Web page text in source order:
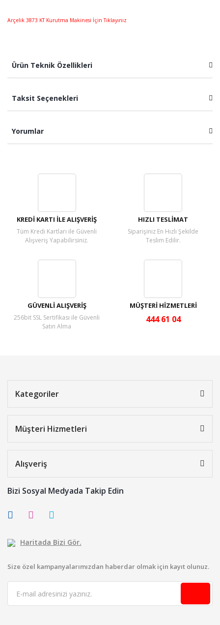
Arçelik 3873 KT Kurutma Makinesi İçin Tıklayınız
Ürün Teknik Özellikleri
Taksit Seçenekleri
Yorumlar
KREDİ KARTI İLE ALIŞVERİŞ
Tüm Kredi Kartları ile Güvenli
Alışveriş Yapabilirsiniz.
HIZLI TESLİMAT
Siparişiniz En Hızlı Şekilde
Teslim Edilir.
GÜVENLİ ALIŞVERİŞ
256bit SSL Sertifikası ile Güvenli
Satın Alma
MÜŞTERİ HİZMETLERİ
444 61 04
Kategoriler
Müşteri Hizmetleri
Alışveriş
Bizi Sosyal Medyada Takip Edin
Haritada Bizi Gör.
Size özel kampanyalarımızdan haberdar olmak için kayıt olunuz.